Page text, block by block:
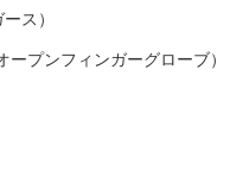
ス）
ープンフィンガーグローブ）